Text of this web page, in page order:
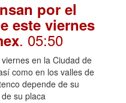
por el
este viernes
. 05:50
en la Ciudad de
como en los valles de
depende de su
su placa